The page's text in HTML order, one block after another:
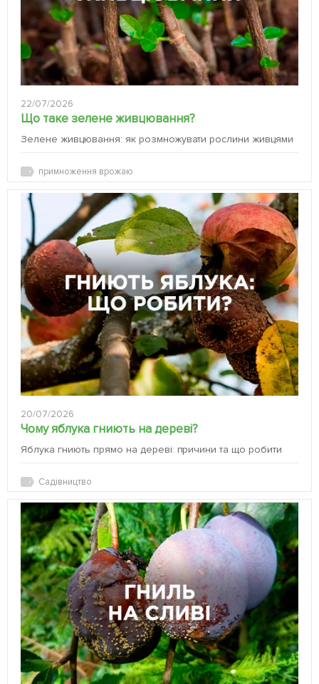
22/07/2026
Що таке зелене живцювання?
Зелене живцювання: як розмножувати рослини живцями
примноження врожаю
20/07/2026
Чому яблука гниють на дереві?
Яблука гниють прямо на дереві: причини та що робити
Садівництво